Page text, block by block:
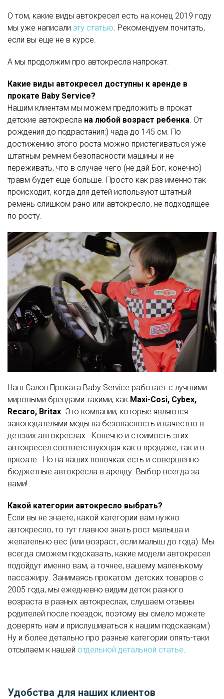
О том, какие виды автокресел есть на конец 2019 году
мы уже написали эту статью. Рекомендуем почитать,
если вы еще не в курсе.
А мы продолжим про автокресла напрокат.
Какие виды автокресел доступны к аренде в
прокате Baby Service?
Нашим клиентам мы можем предложить в прокат
детские автокресла на любой возраст ребенка. От
рождения до подрастания:) чада до 145 см. По
достижению этого роста можно пристегиваться уже
штатным ремнем безопасности машины и не
переживать, что в случае чего (не дай Бог, конечно)
травм будет еще больше. Просто как раз именно так
происходит, когда для детей используют штатный
ремень слишком рано или автокресло, не подходящее
по росту.
Наш Салон Проката Baby Service работает с лучшими
мировыми брендами такими, как Maxi-Cosi, Cybex,
Recaro, Britax . Это компании, которые являются
законодателями моды на безопасность и качество в
детских автокреслах. Конечно и стоимость этих
автокресел соответствующая как в продаже, так и в
пркоате. Но на наших полочках есть и совершенно
бюджетные автокресла в аренду. Выбор всегда за
вами!
Какой категории автокресло выбрать?
Если вы не знаете, какой категории вам нужно
автокресло, то тут главное знать рост малыша и
желательно вес (или возраст, если малыш до года). Мы
всегда сможем подсказать, какие модели автокресел
подойдут именно вам, а точнее, вашему маленькому
пассажиру. Занимаясь прокатом детских товаров с
2005 года, мы ежедневно видим деток разного
возраста в разных автокреслах, слушаем отзывы
родителей после поездок, поэтому вы смело можете
доверять нам и прислушиваться к нашим подсказкам:)
Ну и более детально про разные категории опять-таки
отсылаем к нашей отдельной детальной статье
Удобства для наших клиентов